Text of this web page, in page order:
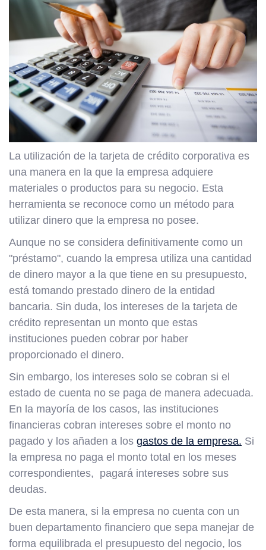
La utilización de la tarjeta de crédito corporativa es
una manera en la que la empresa adquiere
materiales o productos para su negocio. Esta
herramienta se reconoce como un método para
utilizar dinero que la empresa no posee.
Aunque no se considera definitivamente como un
"préstamo", cuando la empresa utiliza una cantidad
de dinero mayor a la que tiene en su presupuesto,
está tomando prestado dinero de la entidad
bancaria. Sin duda, los intereses de la tarjeta de
crédito representan un monto que estas
instituciones pueden cobrar por haber
proporcionado el dinero.
Sin embargo, los intereses solo se cobran si el
estado de cuenta no se paga de manera adecuada.
En la mayoría de los casos, las instituciones
financieras cobran intereses sobre el monto no
pagado y los añaden a los gastos de la empresa. Si
la empresa no paga el monto total en los meses
correspondientes, pagará intereses sobre sus
deudas.
De esta manera, si la empresa no cuenta con un
buen departamento financiero que sepa manejar de
forma equilibrada el presupuesto del negocio, los